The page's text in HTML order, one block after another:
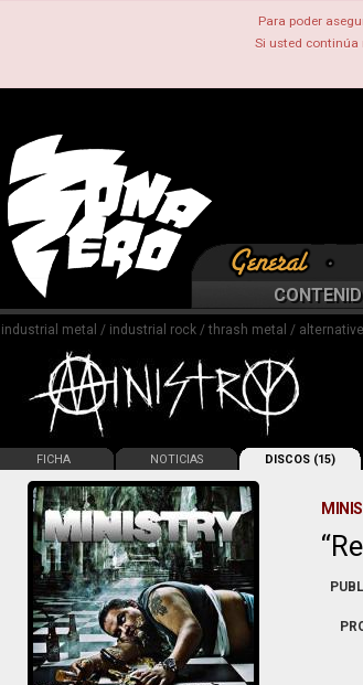
Para poder
Si usted continúa
industrial metal / industrial rock / thrash metal /
FICHA NOTICIAS DISCOS (15)